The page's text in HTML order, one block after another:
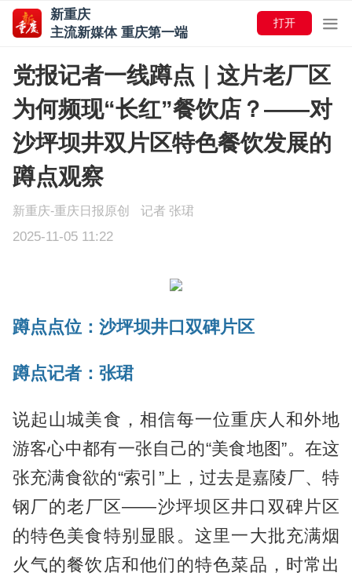
新重庆
主流新媒体 重庆第一端
打开
党报记者一线蹲点｜这片老厂区
为何频现“长红”餐饮店？——对
沙坪坝井双片区特色餐饮发展的
蹲点观察
新重庆-重庆日报原创 记者 张珺
2025-11-05 11:22
蹲点点位：沙坪坝井口双碑片区
蹲点记者：张珺
说起山城美食，相信每一位重庆人和外地
游客心中都有一张自己的“美食地图”。在这
张充满食欲的“索引”上，过去是嘉陵厂、特
钢厂的老厂区——沙坪坝区井口双碑片区
的特色美食特别显眼。这里一大批充满烟
火气的餐饮店和他们的特色菜品，时常出